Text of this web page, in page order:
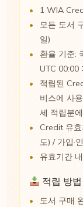
1 WIA
모든 도서
일)
환율 기준:
UTC 00:00
적립된
비스에 사
세 적립분
Credit 유
도) / 가입·
유효기간
적립 방법
도서 구매